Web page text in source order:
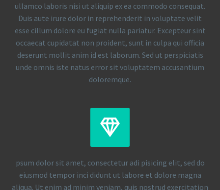
ullamco laboris nisi ut aliquip ex ea commodo consequat.
Duis aute irure dolor in reprehenderit in voluptate velit
esse cillum dolore eu fugiat nulla pariatur. Excepteur sint
occaecat cupidatat non proident, sunt in culpa qui officia
deserunt mollit anim id est laborum. Sed ut perspiciatis
unde omnis iste natus error sit voluptatem accusantium
doloremque.


psum dolor sit amet, consectetur adi pisicing elit, sed do
eiusmod tempor inci didunt ut labore et dolore magna
aliqua. Ut enim ad minim veniam, quis nostrud exercitation